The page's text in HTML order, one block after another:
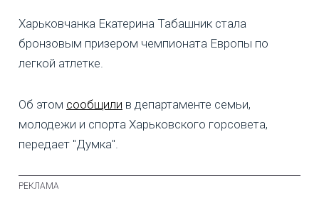
Харьковчанка Екатерина Табашник стала
бронзовым призером чемпионата Европы по
легкой атлетке.
Об этом сообщили в департаменте семьи,
молодежи и спорта Харьковского горсовета,
передает "Думка".